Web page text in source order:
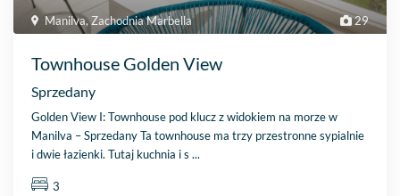
29
Manilva,Zachodnia Marbella
Townhouse Golden View
Sprzedany
Golden View I: Townhouse pod klucz z widokiem na morze w
Manilva – Sprzedany Ta townhouse ma trzy przestronne sypialnie
i dwie łazienki. Tutaj kuchnia i s...
3